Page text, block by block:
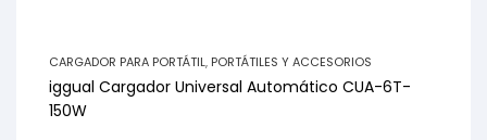
CARGADOR PARA PORTÁTIL, PORTÁTILES Y ACCESORIOS
iggual Cargador Universal Automático CUA-6T-
150W